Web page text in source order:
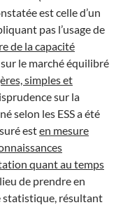
est celle d’un
pas l’usage de
de la capacité
sur le marché équilibré
simples et
sur la
selon les ESS a été
esten mesure
quant au temps
lieu de prendre en
statistique, résultant